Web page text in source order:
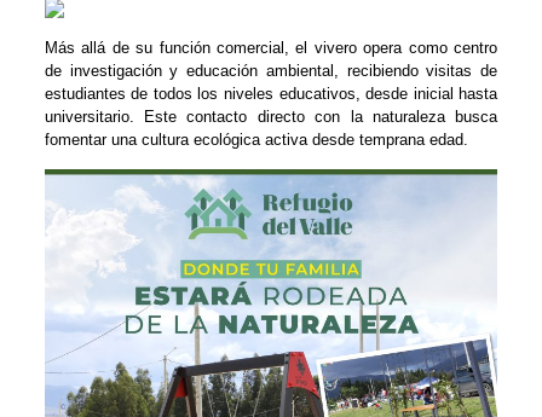
Más allá de su función comercial, el vivero opera como centro
de investigación y educación ambiental, recibiendo visitas de
estudiantes de todos los niveles educativos, desde inicial hasta
universitario. Este contacto directo con la naturaleza busca
fomentar una cultura ecológica activa desde temprana edad.